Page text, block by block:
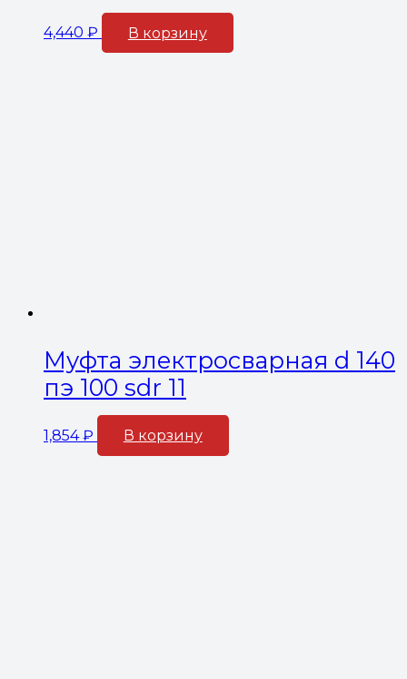
4,440 ₽ В корзину
Муфта электросварная d 140
пэ 100 sdr 11
1,854₽ В корзину